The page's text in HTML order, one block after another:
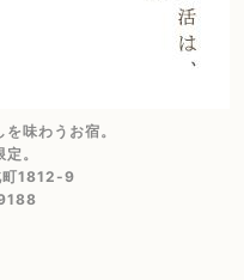
味わうお宿。
。
町1812-9